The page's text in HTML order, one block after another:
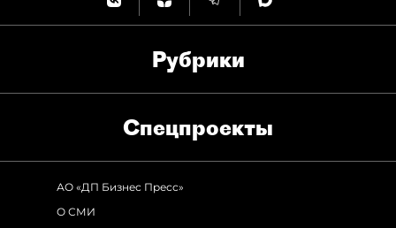
Рубрики
Спец­проекты
АО «ДП Бизнес Пресс»
О СМИ